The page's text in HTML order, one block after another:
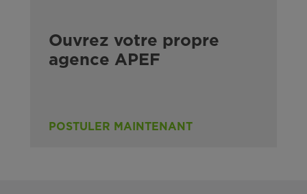
Ouvrez votre propre
agence APEF
POSTULER MAINTENANT